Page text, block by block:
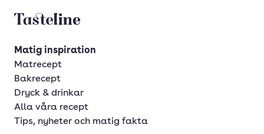
Tasteline startsida
Matig inspiration
Matrecept
Bakrecept
Dryck & drinkar
Alla våra recept
Tips, nyheter och matig fakta